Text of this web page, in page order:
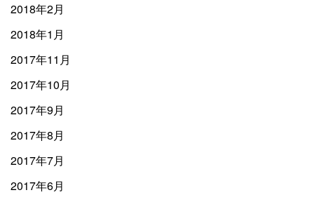
2018年2月
2018年1月
2017年11月
2017年10月
2017年9月
2017年8月
2017年7月
2017年6月